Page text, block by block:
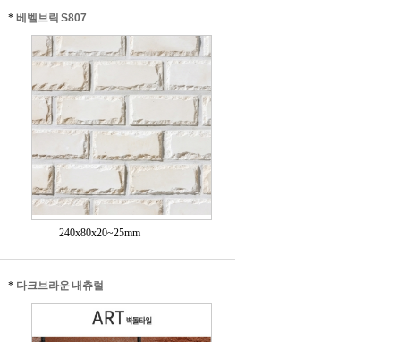
* 베벨브릭 S807
240x80x20~25mm
* 다크브라운 내츄럴